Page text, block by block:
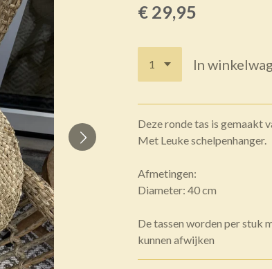
€ 29,95
In
Deze ronde tas is gemaakt
Met Leuke schelpenhanger.
Afmetingen:
Diameter: 40 cm
De tassen worden per stuk
kunnen afwijken